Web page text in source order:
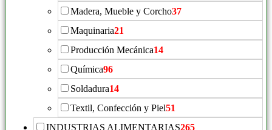
Madera, Mueble y Corcho37
Maquinaria21
Producción Mecánica14
Química96
Soldadura14
Textil, Confección y Piel51
INDUSTRIAS ALIMENTARIAS265